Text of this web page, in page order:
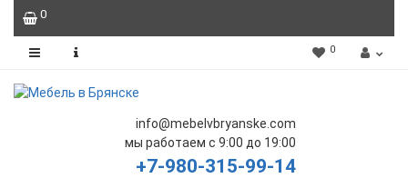
0
0
info@mebelvbryanske.com
мы работаем с 9:00 до 19:00
+7-980-315-99-14